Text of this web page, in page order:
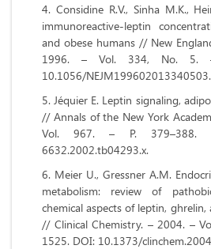
Considine R.V., Sinha M.K.,
immunoreactive-leptin
and obese humans // New
1996. – Vol. 334, No. 5.
10.1056/NEJM199602013340503.
Jéquier E. Leptin signaling,
// Annals of the New York
Vol. 967. – P. 379–388.
6632.2002.tb04293.x.
Meier U., Gressner A.M.
metabolism: review of
chemical aspects of leptin,
// Clinical Chemistry. – 2004. –
1525. DOI: 10.1373/